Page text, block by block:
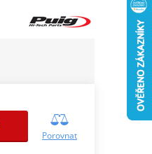
Porovnat